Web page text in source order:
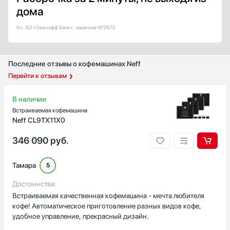
LCD
LED
Дизайн-линия
Базовый / Универсальный
Интеллектуальный
Показать все
Страна производства
Евросоюз
Италия
дома
0+, АО «Тинькофф Банк», лицензия №2673
Последние отзывы о кофемашинах Neff
Перейти к отзывам
В наличии
Встраиваемая кофемашина
Neff CL9TX11X0
346 090 руб.
Тамара 5
Достоинства:
Встраиваемая качественная кофемашина - мечта любителя
кофе! Автоматическое приготовление разных видов кофе,
удобное управление, прекрасный дизайн.